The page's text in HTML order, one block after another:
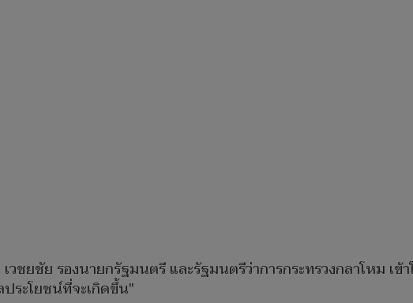
วชยชัย รองนายกรัฐมนตรี และรัฐมนตรีว่าการกระทรวงกลาโหม เ
ระโยชน์ที่จะเกิดขึ้น"